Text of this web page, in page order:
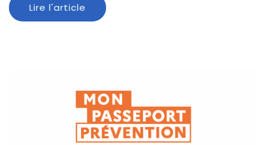
Lire l'article